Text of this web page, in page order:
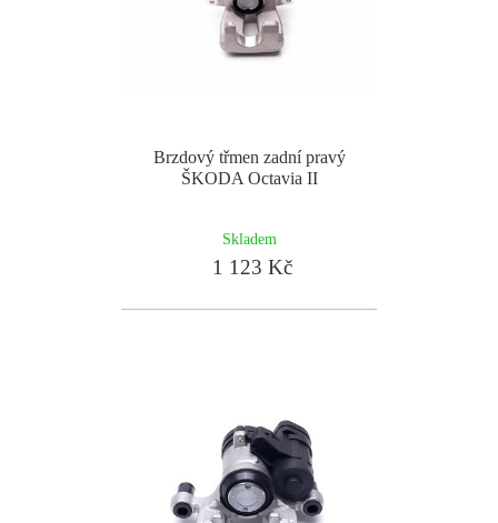
Brzdový třmen zadní pravý
ŠKODA Octavia II
Skladem
1 123 Kč